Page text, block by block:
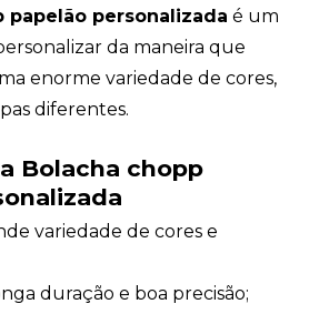
papelão personalizada é um
da maneira que
enorme variedade de cores,
diferentes.
Bolacha chopp
variedade de cores e
duração e boa precisão;